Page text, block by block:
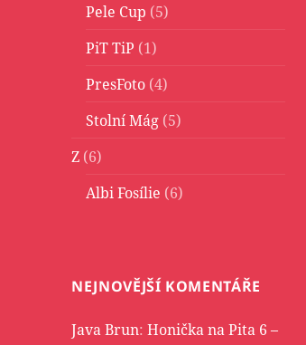
Pele Cup (5)
PiT TiP (1)
PresFoto (4)
Stolní Mág (5)
Z (6)
Albi Fosílie (6)
NEJNOVĚJŠÍ KOMENTÁŘE
Java Brun:Honička na Pita 6 –